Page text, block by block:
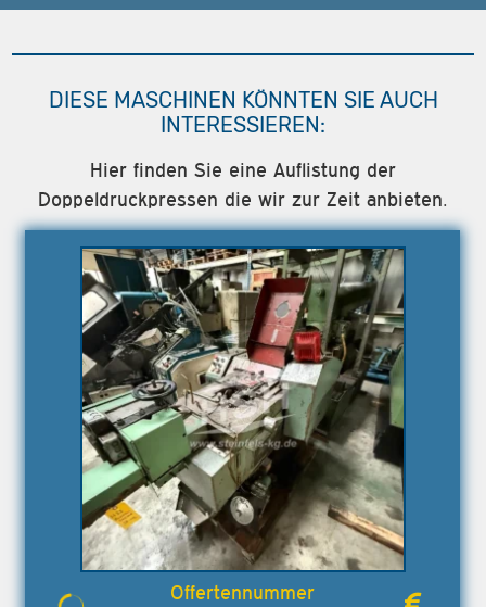
DIESE MASCHINEN KÖNNTEN SIE AUCH
INTERESSIEREN:
Hier finden Sie eine Auflistung der
Doppeldruckpressen die wir zur Zeit anbieten.